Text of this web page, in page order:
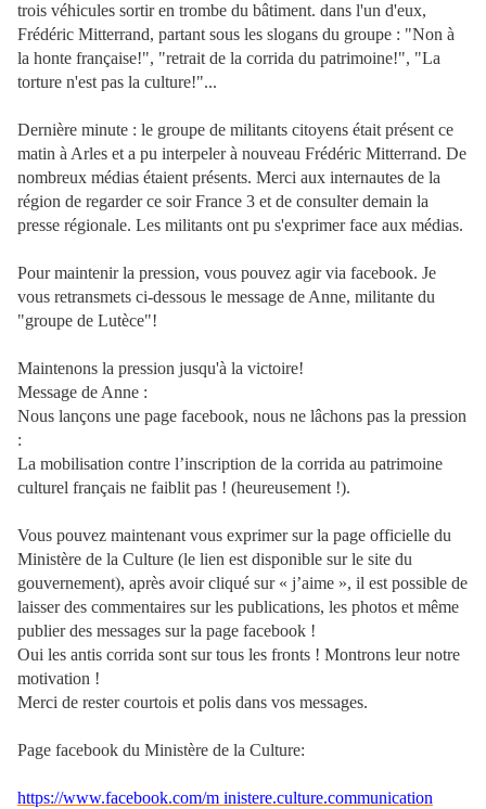
trois véhicules sortir en trombe du bâtiment. dans l'un d'eux,
Frédéric Mitterrand, partant sous les slogans du groupe : "Non à
la honte française!", "retrait de la corrida du patrimoine!", "La
torture n'est pas la culture!"...
Dernière minute : le groupe de militants citoyens était présent ce
matin à Arles et a pu interpeler à nouveau Frédéric Mitterrand. De
nombreux médias étaient présents. Merci aux internautes de la
région de regarder ce soir France 3 et de consulter demain la
presse régionale. Les militants ont pu s'exprimer face aux médias.
Pour maintenir la pression, vous pouvez agir via facebook. Je
vous retransmets ci-dessous le message de Anne, militante du
"groupe de Lutèce"!
Maintenons la pression jusqu'à la victoire!
Message de Anne :
Nous lançons une page facebook, nous ne lâchons pas la pression
:
La mobilisation contre l’inscription de la corrida au patrimoine
culturel français ne faiblit pas ! (heureusement !).
Vous pouvez maintenant vous exprimer sur la page officielle du
Ministère de la Culture (le lien est disponible sur le site du
gouvernement), après avoir cliqué sur « j’aime », il est possible de
laisser des commentaires sur les publications, les photos et même
publier des messages sur la page facebook !
Oui les antis corrida sont sur tous les fronts ! Montrons leur notre
motivation !
Merci de rester courtois et polis dans vos messages.
Page facebook du Ministère de la Culture:
https://www.facebook.com/m​ inistere.culture.communica​tion